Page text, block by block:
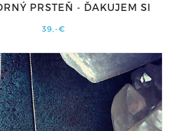
PRSTEŇ - ĎAKUJEM SI
39,-€